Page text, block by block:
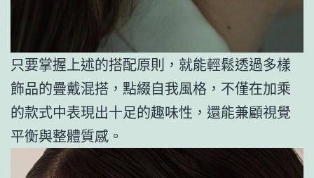
只要掌握上述的搭配原則，就能輕鬆透過多樣
飾品的疊戴混搭，點綴自我風格，不僅在加乘
的款式中表現出十足的趣味性，還能兼顧視覺
平衡與整體質感。